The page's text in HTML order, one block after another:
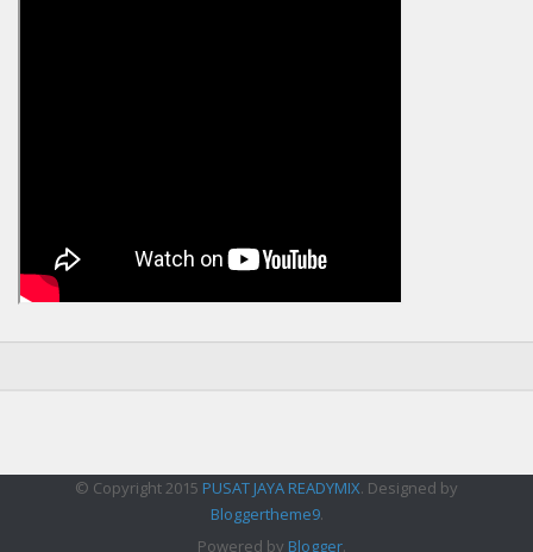
© Copyright 2015 PUSAT JAYA READYMIX. Designed by
Bloggertheme9.
Powered by Blogger.